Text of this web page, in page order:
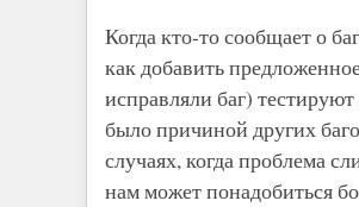
Когда кто-то сообщает о
как добавить
исправляли баг)
было причиной других
случаях, когда проблема
нам может понадобиться